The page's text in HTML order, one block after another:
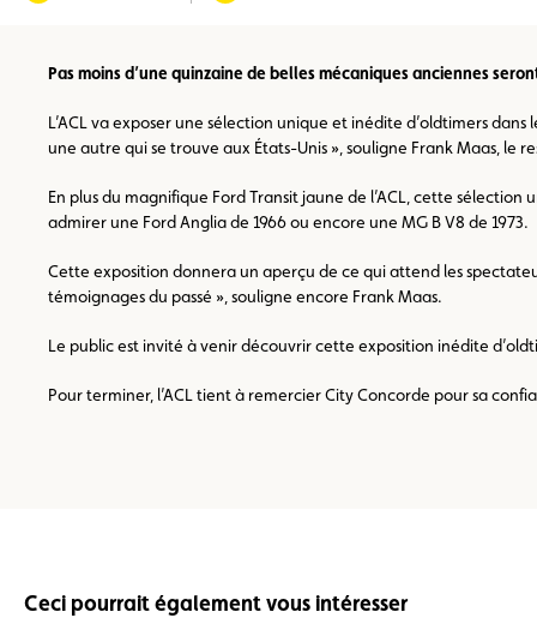
Pas moins d’une quinzaine de belles mécaniques anciennes
L’ACL va exposer une sélection unique et inédite d’oldtimers
une autre qui se trouve aux États-Unis », souligne Frank Maas, le
En plus du magnifique Ford Transit jaune de l’ACL, cette
admirer une Ford Anglia de 1966 ou encore une MG B V8 de 1973.
Cette exposition donnera un aperçu de ce qui attend les
témoignages du passé », souligne encore Frank Maas.
Le public est invité à venir découvrir cette exposition inédite
Pour terminer, l’ACL tient à remercier City Concorde pour sa
Ceci pourrait également vous intéresser